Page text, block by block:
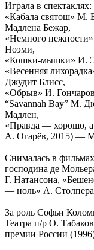
Играла в спектаклях:
«Кабала святош» М.
Мадлена Бежар,
«Немного
Ноэми,
«Кошки-мышки» И.
«Весенняя
Джудит Блисс,
«Обрыв» И.
“Savannah Bay” М.
Мадлен,
«Правда — хорошо, а
А. Огарёв, 2015) —
Снималась в
господина де
Г. Натансона,
— ноль» А.
За роль Софьи
Театра п/р О.
премии России